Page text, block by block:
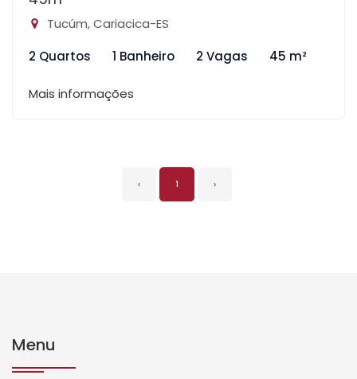
Tucúm, Cariacica-ES
2 Quartos
1 Banheiro 2 Vagas 45 m²
Mais informações
‹ 1 ›
Menu